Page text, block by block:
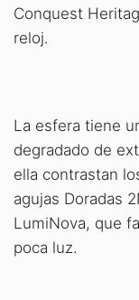
Conquest
reloj.
La esfera tiene
degradado de
ella contrastan
agujas Doradas
LumiNova, que
poca luz.